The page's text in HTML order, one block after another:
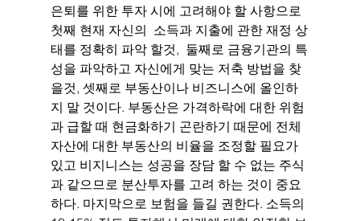
은퇴를 위한 투자 시에 고려해야 할 사항으로
첫째 현재 자신의  소득과 지출에 관한 재정 상
태를 정확히 파악 할것,  둘째로 금융기관의 특
성을 파악하고 자신에게 맞는 저축 방법을 찾
을것, 셋째로 부동산이나 비즈니스에 올인하
지 말 것이다. 부동산은 가격하락에 대한 위험
과 급할 때 현금화하기 곤란하기 때문에 전체
자산에 대한 부동산의 비율을 조정할 필요가
있고 비지니스는 성공을 장담 할 수 없는 주식
과 같으므로 분산투자를 고려 하는 것이 중요
하다. 마지막으로 보험을 들길 권한다. 소득의